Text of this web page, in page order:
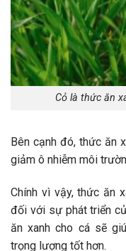
Cỏ là thức ăn
Bên cạnh đó, thức ăn
giảm ô nhiễm môi
Chính vì vậy, thức ăn
đối với sự phát triển
ăn xanh cho cá sẽ
trọng lượng tốt hơn.